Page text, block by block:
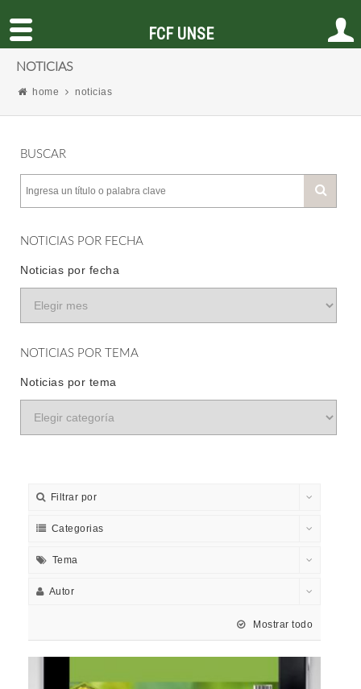
NOTICIAS
home noticias
BUSCAR
NOTICIAS POR FECHA
Noticias por fecha
NOTICIAS POR TEMA
Noticias por tema
Filtrar por
Categorias
Tema
Autor
Mostrar todo
FCF UNSE